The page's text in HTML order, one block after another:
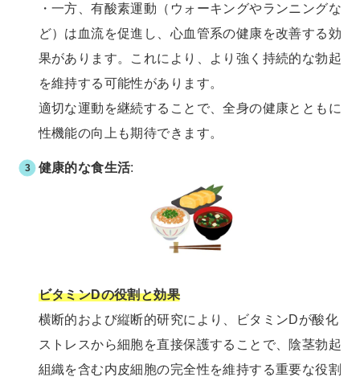
・一方、有酸素運動（ウォーキングやランニングな
ど）は血流を促進し、心血管系の健康を改善する効
果があります。これにより、より強く持続的な勃起
を維持する可能性があります。
適切な運動を継続することで、全身の健康とともに
性機能の向上も期待できます。
健康的な食生活:
ビタミンDの役割と効果
横断的および縦断的研究により、ビタミンDが酸化
ストレスから細胞を直接保護することで、陰茎勃起
組織を含む内皮細胞の完全性を維持する重要な役割